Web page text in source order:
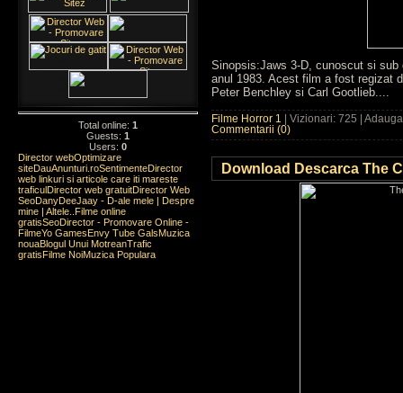
Total online: 1
Guests: 1
Users: 0
Director webOptimizare
siteDauAnunturi.roSentimenteDirector
web linkuri si articole care iti mareste
traficulDirector web gratuitDirector Web
SeoDanyDeeJaay - D-ale mele | Despre
mine | Altele.. Filme online
gratisSeoDirector - Promovare Online -
FilmeYo GamesEnvy Tube GalsMuzica
nouaBlogul Unui MotreanTrafic
gratisFilme NoiMuzica Populara
Sinopsis:Jaws 3-D, cunoscut si sub
anul 1983. Acest film a fost regizat
Peter Benchley si Carl Gootlieb....
Filme Horror 1
| Vizionari: 725 |
Commentarii (0)
Download Descarca The